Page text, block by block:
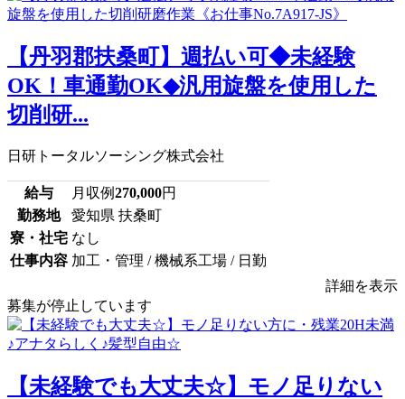
【丹羽郡扶桑町】週払い可◆未経験
OK！車通勤OK◆汎用旋盤を使用した
切削研...
日研トータルソーシング株式会社
給与 月収例270,000円
勤務地
愛知県 扶桑町
寮・社宅 なし
仕事内容 加工・管理 / 機械系工場 / 日勤
詳細を表示
募集が停止しています
【未経験でも大丈夫☆】モノ足りない